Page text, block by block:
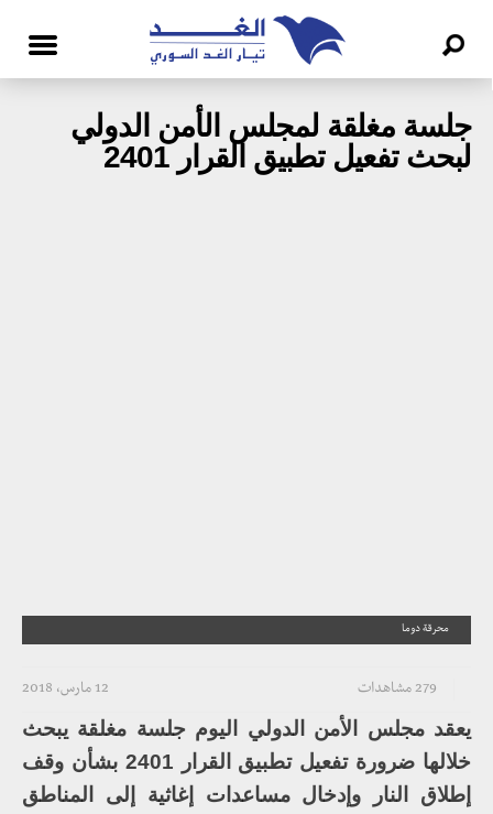
جلسة مغلقة لمجلس الأمن الدولي
لبحث تفعيل تطبيق القرار 2401
محرقة دوما
12 مارس، 2018 279 مشاهدات
يعقد مجلس الأمن الدولي اليوم جلسة مغلقة يبحث
خلالها ضرورة تفعيل تطبيق القرار 2401 بشأن وقف
إطلاق النار وإدخال مساعدات إغاثية إلى المناطق